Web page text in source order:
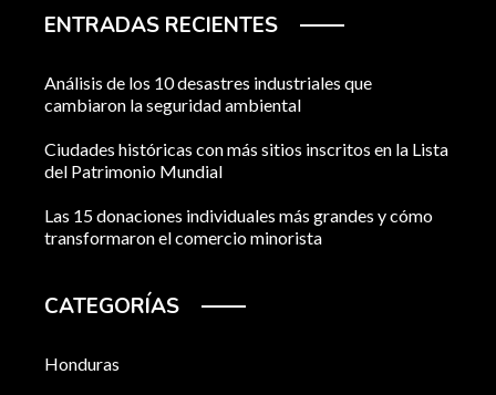
ENTRADAS RECIENTES
Análisis de los 10 desastres industriales que
cambiaron la seguridad ambiental
Ciudades históricas con más sitios inscritos en la Lista
del Patrimonio Mundial
Las 15 donaciones individuales más grandes y cómo
transformaron el comercio minorista
CATEGORÍAS
Honduras